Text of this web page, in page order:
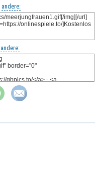
andere:
andere: